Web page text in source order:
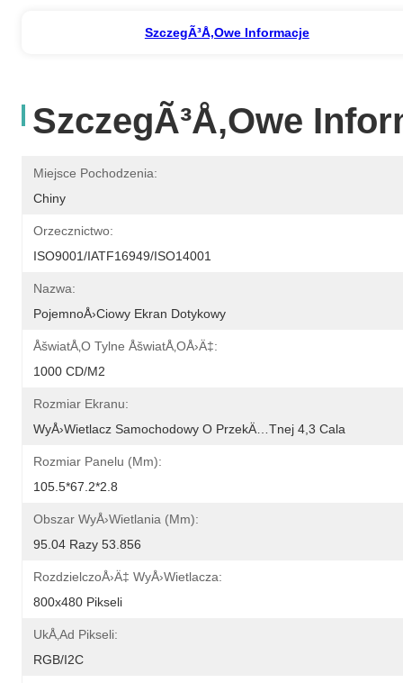
SzczegÃ³Å‚owe Informacje
SzczegÃ³Å‚owe
Miejsce Pochodzenia:
Chiny
Orzecznictwo:
ISO9001/IATF16949/ISO14001
Nazwa:
PojemnoÅ›ciowy Ekran Dotykowy
ÅšwiatÅ‚o Tylne ÅšwiatÅ‚oÅ›Ä‡:
1000 CD/m2
Rozmiar Ekranu:
WyÅ›wietlacz Samochodowy O PrzekÄ…tnej 4,3 Cala
Rozmiar Panelu (mm):
105.5*67.2*2.8
Obszar WyÅ›wietlania (mm):
95.04 Razy 53.856
RozdzielczoÅ›Ä‡ WyÅ›wietlacza:
800x480 Pikseli
UkÅ‚ad Pikseli:
RGB/I2C